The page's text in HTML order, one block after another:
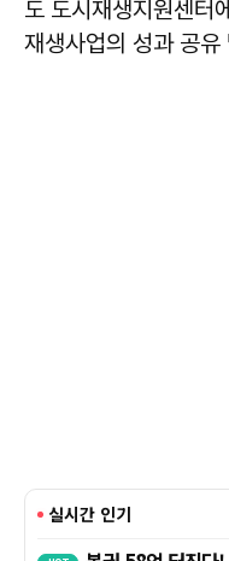
도 도시재생지원센터
재생사업의 성과 공